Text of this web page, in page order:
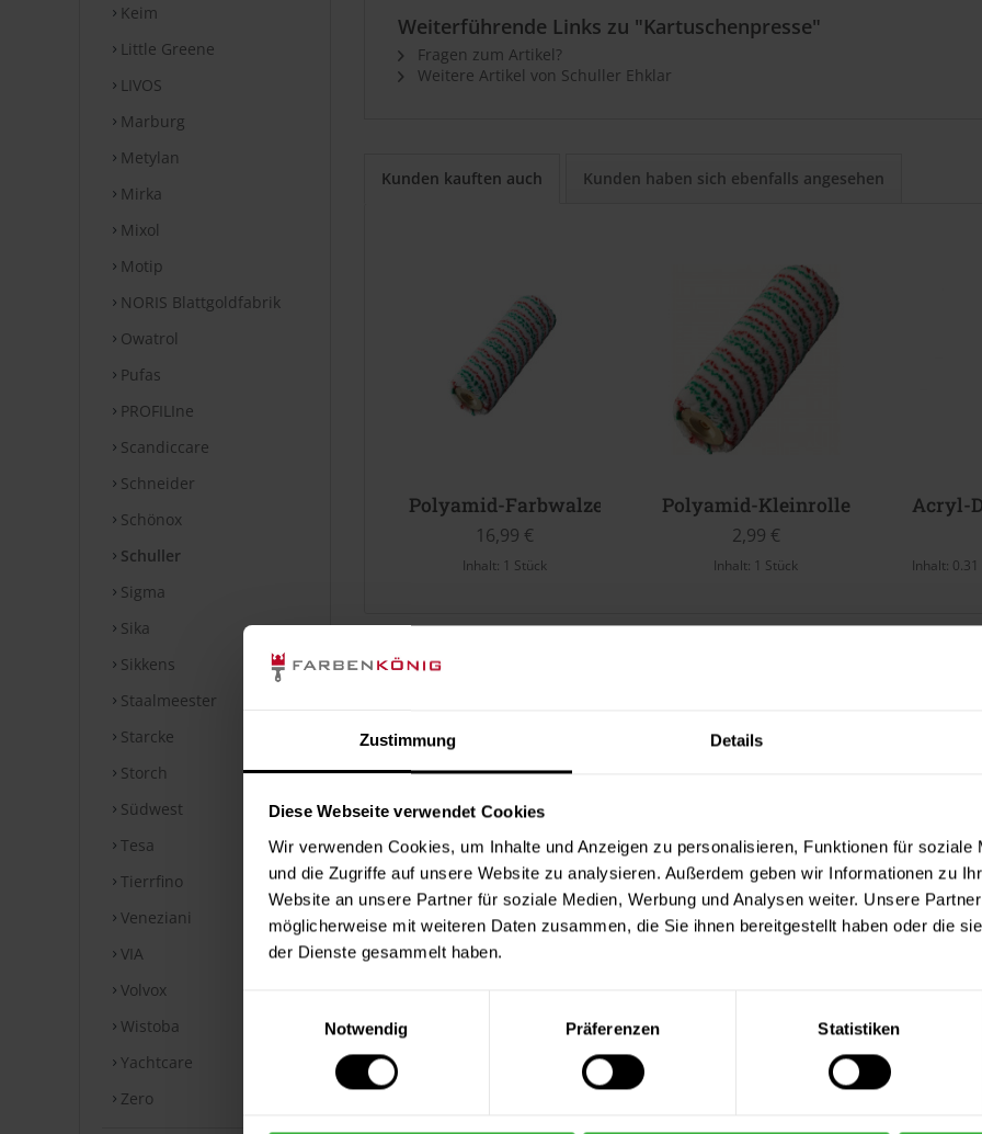
Zustimmung Details
Diese Webseite verwendet Cookies
Wir verwenden Cookies, um Inhalte und Anzeigen zu personalisieren, Funktionen für soziale
und die Zugriffe auf unsere Website zu analysieren. Außerdem geben wir Informationen zu
Website an unsere Partner für soziale Medien, Werbung und Analysen weiter. Unsere
möglicherweise mit weiteren Daten zusammen, die Sie ihnen bereitgestellt haben oder die
der Dienste gesammelt haben.
Notwendig
Präferenzen Statistiken
Keim
Little Greene
LIVOS
Marburg
Metylan
Mirka
Mixol
Motip
NORIS Blattgoldfabrik
Owatrol
Pufas
PROFILIne
Scandiccare
Schneider
Schönox
Schuller
Sigma
Sika
Sikkens
Staalmeester
Starcke
Storch
Südwest
Tesa
Tierrfino
Veneziani
VIA
Volvox
Wistoba
Yachtcare
Zero
Weiterführende Links zu "Kartuschenpresse"
Fragen zum Artikel?
Weitere Artikel von Schuller Ehklar
Kunden kauften auch Kunden haben sich ebenfalls angesehen
Polyamid-Farbwalze
16,99 €
Inhalt: 1 Stück
Polyamid-Kleinrolle
2,99 €
Inhalt: 1 Stück
Acryl-
Inhalt: